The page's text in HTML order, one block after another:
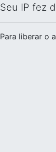
Seu IP fez
Para liberar o